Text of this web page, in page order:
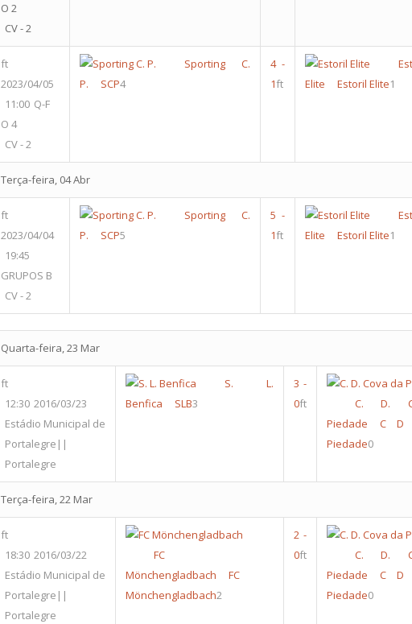
O 2
CV - 2
ft
2023/04/05
11:00 Q-F
O 4
CV - 2
Sporting C.
P.
SCP4
4-
1ft
Elite
Estoril Elite1
Terça-feira, 04 Abr
ft
2023/04/04
19:45
GRUPOS B
CV - 2
Sporting C.
P.
SCP5
5 -
1ft
Elite
Estoril Elite1
Quarta-feira, 23 Mar
ft
2016/03/23
12:30
Estádio Municipal de
Portalegre||
Portalegre
S. L.
Benfica
SLB3
3 -
0ft
C. D.
Piedade
C D
Piedade0
Terça-feira, 22 Mar
ft
2016/03/22
18:30
Estádio Municipal de
Portalegre||
Portalegre
FC
Mönchengladbach
FC
Mönchengladbach2
2 -
0ft
C. D.
Piedade
C D
Piedade0